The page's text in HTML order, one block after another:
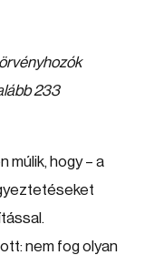
233
múlik, hogy – a
nem fog olyan